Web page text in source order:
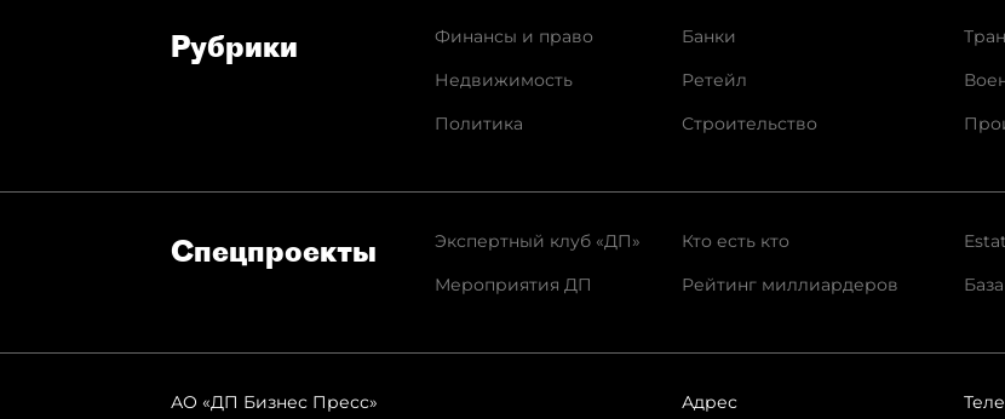
Рубрики
Финансы и право
Недвижимость
Политика
Банки
Ретейл
Строительство
Спец­проекты
Экспертный клуб «ДП»
Мероприятия ДП
Кто есть кто
Рейтинг миллиардеров
АО «ДП Бизнес Пресс»
Адрес